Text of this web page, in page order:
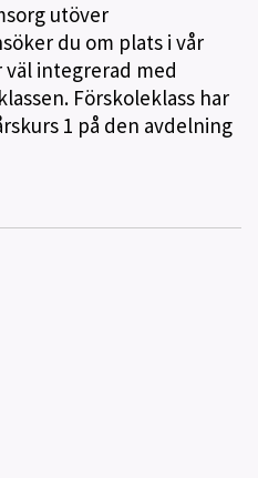
utöver
du om plats i vår
integrerad med
Förskoleklass har
1 på den avdelning